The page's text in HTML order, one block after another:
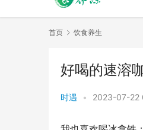
首页 饮食养生
好喝的速溶
时遇 • 2023-07-22